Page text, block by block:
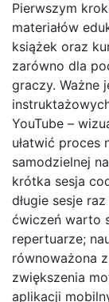
Pierwszym
materiałów
książek oraz
zarówno dla
graczy. Ważne
YouTube –
ułatwić proces
samodzielnej
krótka sesja
długie sesje
ćwiczeń warto
repertuarze;
równoważona
zwiększenia
aplikacji